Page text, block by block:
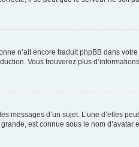
n’ait encore traduit phpBB dans
Vous trouverez plus
d’un sujet. L’une d’elles
est connue sous le nom d’avatar